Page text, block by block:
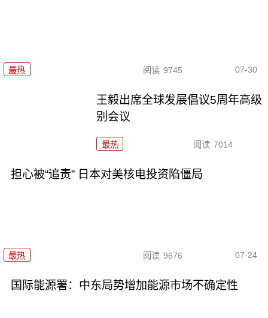
最热 阅读 9745 07-30
王毅出席全球发展倡议5周年高级
别会议
最热 阅读 7014
担心被“追责” 日本对美核电投资陷僵局
最热 阅读 9676 07-24
国际能源署：中东局势增加能源市场不确定性